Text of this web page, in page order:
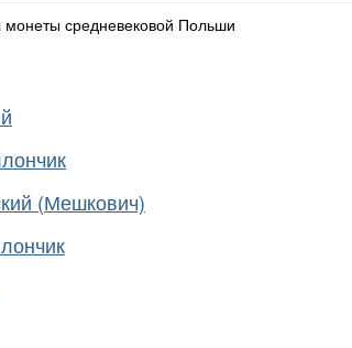
монеты средневековой Польши
(Мешкович)